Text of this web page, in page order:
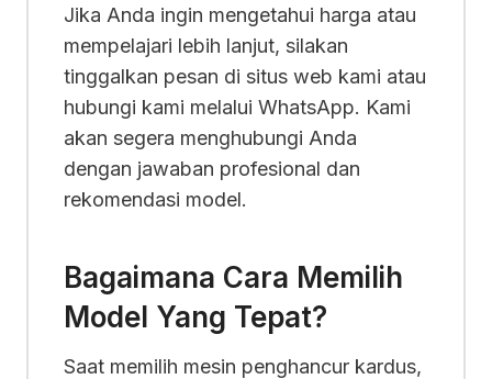
Jika Anda ingin mengetahui harga atau
mempelajari lebih lanjut, silakan
tinggalkan pesan di situs web kami atau
hubungi kami melalui WhatsApp. Kami
akan segera menghubungi Anda
dengan jawaban profesional dan
rekomendasi model.
Bagaimana Cara Memilih
Model Yang Tepat?
Saat memilih mesin penghancur kardus,